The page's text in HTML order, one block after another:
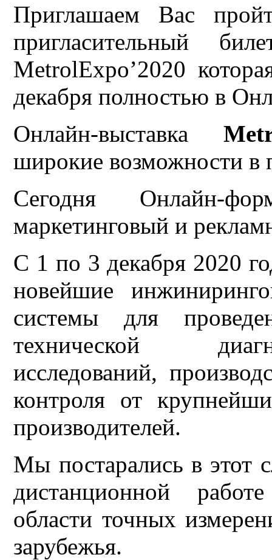
Приглашаем Вас
пригласительный
MetrolExpo’2020
декабря полностью в
Онлайн-выставка
широкие возможности в
Сегодня Онлайн-
маркетинговый и
С 1 по 3 декабря 2020
новейшие
системы для
технической
исследований,
контроля от
производителей.
Мы постарались в этот
дистанционной
области точных
зарубежья.